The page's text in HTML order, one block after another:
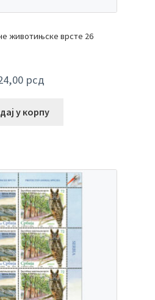
животињске врсте 26
рсд
у корпу